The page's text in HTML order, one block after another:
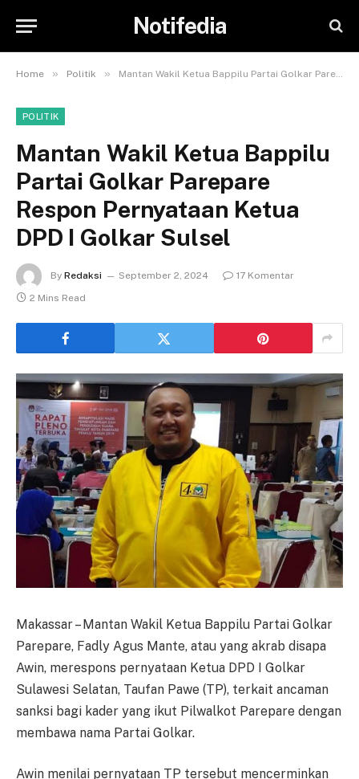
Notifedia
Home » Politik » Mantan Wakil Ketua Bappilu Partai Golkar Parepare Respon Pernyataan Ketua DPD I Golkar Sulsel
POLITIK
Mantan Wakil Ketua Bappilu
Partai Golkar Parepare
Respon Pernyataan Ketua
DPD I Golkar Sulsel
By Redaksi September 2, 2024
17 Komentar
2 Mins Read
Makassar – Mantan Wakil Ketua Bappilu Partai Golkar
Parepare, Fadly Agus Mante, atau yang akrab disapa
Awin, merespons pernyataan Ketua DPD I Golkar
Sulawesi Selatan, Taufan Pawe (TP), terkait ancaman
sanksi bagi kader yang ikut Pilwalkot Parepare dengan
membawa nama Partai Golkar.
Awin menilai pernyataan TP tersebut mencerminkan